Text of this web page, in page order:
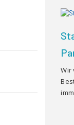
Wir